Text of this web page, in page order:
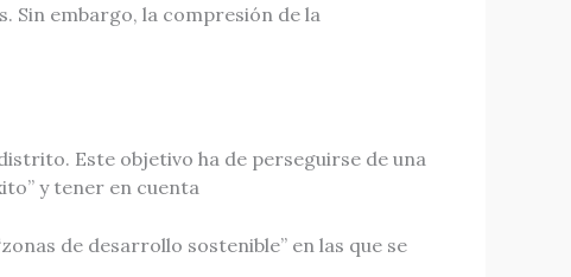
Sin embargo, la compresión de la
Este objetivo ha de perseguirse de una
y tener en cuenta
de desarrollo sostenible” en las que se